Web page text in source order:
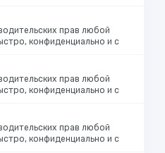
прав любой
конфиденциально и с
прав любой
конфиденциально и с
прав любой
конфиденциально и с